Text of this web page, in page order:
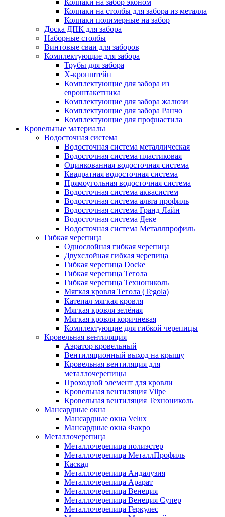
Колпаки на забор эконом
Колпаки на столбы для забора из металла
Колпаки полимерные на забор
Доска ДПК для забора
Наборные столбы
Винтовые сваи для заборов
Комплектующие для забора
Трубы для забора
Х-кронштейн
Комплектующие для забора из
евроштакетника
Комплектующие для забора жалюзи
Комплектующие для забора Ранчо
Комплектующие для профнастила
Кровельные материалы
Водосточная система
Водосточная система металлическая
Водосточная система пластиковая
Оцинкованная водосточная система
Квадратная водосточная система
Прямоугольная водосточная система
Водосточная система аквасистем
Водосточная система альта профиль
Водосточная система Гранд Лайн
Водосточная система Деке
Водосточная система Металлпрофиль
Гибкая черепица
Однослойная гибкая черепица
Двухслойная гибкая черепица
Гибкая черепица Docke
Гибкая черепица Тегола
Гибкая черепица Технониколь
Мягкая кровля Тегола (Tegola)
Катепал мягкая кровля
Мягкая кровля зелёная
Мягкая кровля коричневая
Комплектующие для гибкой черепицы
Кровельная вентиляция
Аэратор кровельный
Вентиляционный выход на крышу
Кровельная вентиляция для
металлочерепицы
Проходной элемент для кровли
Кровельная вентиляция Vilpe
Кровельная вентиляция Технониколь
Мансардные окна
Мансардные окна Velux
Мансардные окна Факро
Металлочерепица
Металлочерепица полиэстер
Металлочерепица МеталлПрофиль
Каскад
Металлочерепица Андалузия
Металлочерепица Арарат
Металлочерепица Венеция
Металлочерепица Венеция Супер
Металлочерепица Геркулес